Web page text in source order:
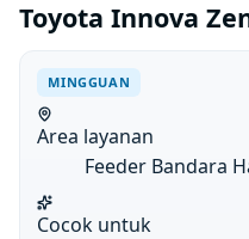
Toyota Innova
MINGGUAN
Area layanan
Feeder Bandara
Cocok untuk